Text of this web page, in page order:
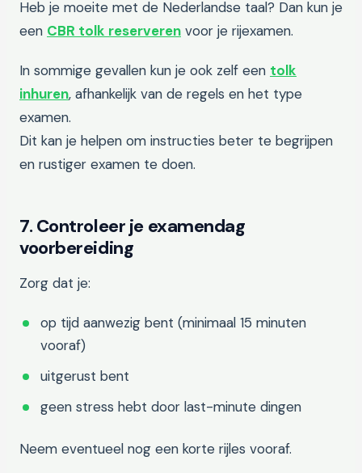
Heb je moeite met de Nederlandse taal? Dan kun je
een CBR tolk reserveren voor je rijexamen.
In sommige gevallen kun je ook zelf een tolk
inhuren, afhankelijk van de regels en het type
examen.
Dit kan je helpen om instructies beter te begrijpen
en rustiger examen te doen.
7. Controleer je examendag
voorbereiding
Zorg dat je:
op tijd aanwezig bent (minimaal 15 minuten
vooraf)
uitgerust bent
geen stress hebt door last-minute dingen
Neem eventueel nog een korte rijles vooraf.